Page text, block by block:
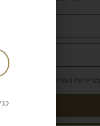
מדיניות הפרטיות